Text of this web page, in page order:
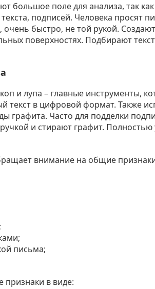
большое поле для анализа, так
подписей. Человека просят
быстро, не той рукой.
поверхностях. Подбирают
и лупа – главные инструменты,
текст в цифровой формат. Также
графита. Часто для подделки
и стирают графит. Полностью
внимание на общие
письма;
признаки в виде: